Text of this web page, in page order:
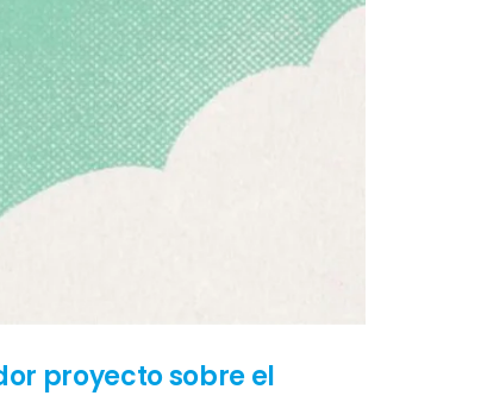
proyecto sobre el